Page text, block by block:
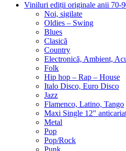
Viniluri ediții originale anii 70-
Noi, sigilate
Oldies – Swing
Blues
Clasică
Country
Electronică, Ambient,
Folk
Hip hop – Rap – House
Italo Disco, Euro Disco
Jazz
Flamenco, Latino, Tango
Maxi Single 12″
Metal
Pop
Pop/Rock
Punk